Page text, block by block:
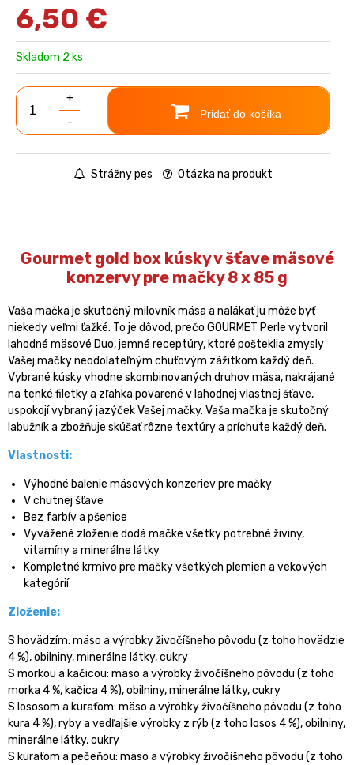
6,50 €
Skladom 2 ks
+
-
Pridať do košíka
Strážny pes Otázka na produkt
Gourmet gold box kúsky v šťave mäsové
konzervy pre mačky 8 x 85 g
Vaša mačka je skutočný milovník mäsa a nalákať ju môže byť
niekedy veľmi ťažké. To je dôvod, prečo GOURMET Perle vytvoril
lahodné mäsové Duo, jemné receptúry, ktoré pošteklia zmysly
Vašej mačky neodolateľným chuťovým zážitkom každý deň.
Vybrané kúsky vhodne skombinovaných druhov mäsa, nakrájané
na tenké filetky a zľahka povarené v lahodnej vlastnej šťave,
uspokojí vybraný jazýček Vašej mačky. Vaša mačka je skutočný
labužník a zbožňuje skúšať rôzne textúry a príchute každý deň.
Vlastnosti:
Výhodné balenie mäsových konzeriev pre mačky
V chutnej šťave
Bez farbív a pšenice
Vyvážené zloženie dodá mačke všetky potrebné živiny,
vitamíny a minerálne látky
Kompletné krmivo pre mačky všetkých plemien a vekových
kategórií
Zloženie:
S hovädzím: mäso a výrobky živočíšneho pôvodu (z toho hovädzie
4 %), obilniny, minerálne látky, cukry
S morkou a kačicou: mäso a výrobky živočíšneho pôvodu (z toho
morka 4 %, kačica 4 %), obilniny, minerálne látky, cukry
S lososom a kuraťom: mäso a výrobky živočíšneho pôvodu (z toho
kura 4 %), ryby a vedľajšie výrobky z rýb (z toho losos 4 %), obilniny,
minerálne látky, cukry
S kuraťom a pečeňou: mäso a výrobky živočíšneho pôvodu (z toho